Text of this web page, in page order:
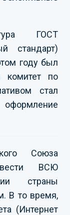
ГОСТ
стандарт)
году был
комитет по
стал
Союза
ВСЮ
страны
В то время,
(Интернет